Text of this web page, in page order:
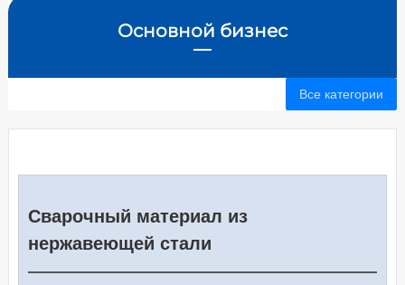
Основной бизнес
Все категории
Сварочный материал из
нержавеющей стали